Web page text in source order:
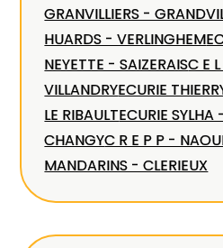
GRANVILLIERS -
HUARDS - VERLINGHEM
NEYETTE - SAIZERAISC E
VILLANDRYECURIE
LE RIBAULTECURIE
CHANGYC R E P P -
MANDARINS - CLERIEUX